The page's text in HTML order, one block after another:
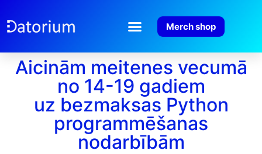
Merch shop
Aicinām meitenes vecumā
no 14-19 gadiem
uz bezmaksas Python
programmēšanas
nodarbībām